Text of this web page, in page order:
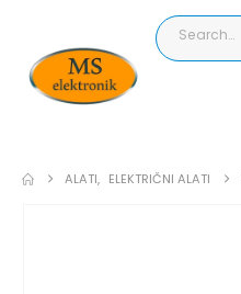
ALATI, ELEKTRIČNI ALATI